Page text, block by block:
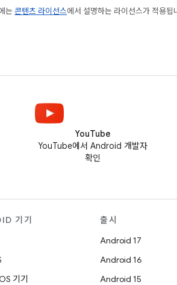
는 콘텐츠 라이선스에서 설명하는 라이선스가 적용
YouTube
YouTube에서 Android 개발자
확인
기기
기기
출시
Android 17
Android 16
Android 15